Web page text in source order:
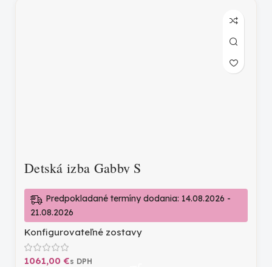
Detská izba Gabby S
Predpokladané termíny dodania: 14.08.2026 -
21.08.2026
Konfigurovateľné zostavy
€